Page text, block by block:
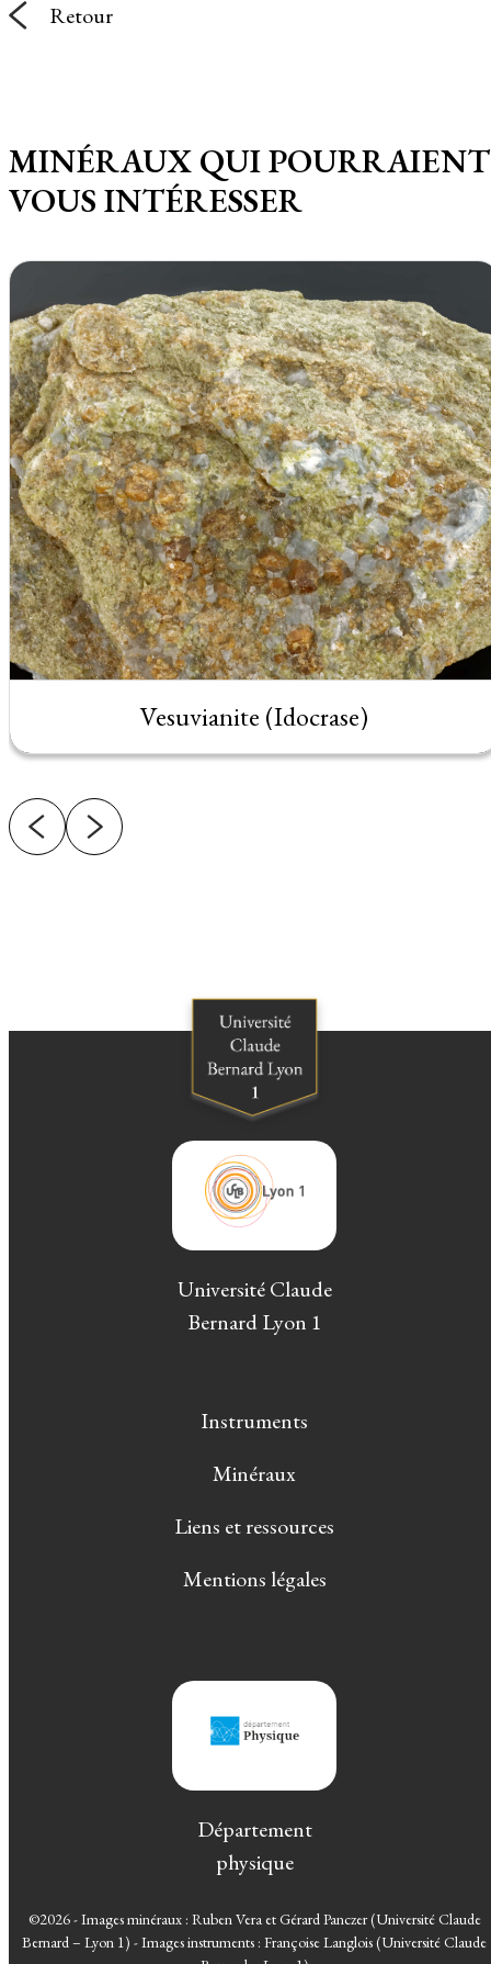
Retour
MINÉRAUX QUI POURRAIENT
VOUS INTÉRESSER
Vesuvianite (Idocrase)
Université Claude
Bernard Lyon 1
Instruments
Minéraux
Liens et ressources
Mentions légales
Département
physique
©2026 - Images minéraux : Ruben Vera et Gérard Panczer (Université Claude
Bernard – Lyon 1) - Images instruments : Françoise Langlois (Université Claude